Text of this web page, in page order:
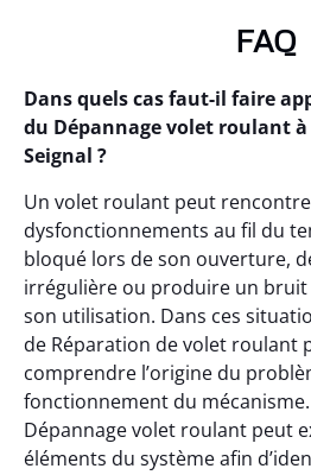
FAQ
Dans quels cas faut-il faire
du Dépannage volet roulant
Seignal ?
Un volet roulant peut
dysfonctionnements au fil du
bloqué lors de son ouverture,
irrégulière ou produire un
son utilisation. Dans ces
de Réparation de volet roulant
comprendre l’origine du
fonctionnement du
Dépannage volet roulant peut
éléments du système afin